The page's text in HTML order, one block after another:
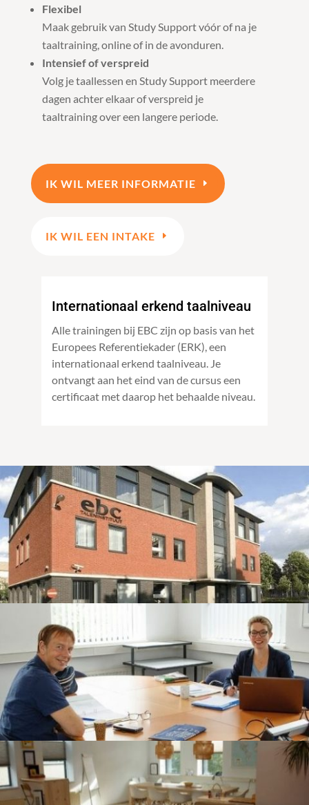
Flexibel
Maak gebruik van Study Support vóór of na je
taaltraining, online of in de avonduren.
Intensief of verspreid
Volg je taallessen en Study Support meerdere
dagen achter elkaar of verspreid je
taaltraining over een langere periode.
IK WIL MEER INFORMATIE
IK WIL EEN INTAKE
Internationaal erkend taalniveau
Alle trainingen bij EBC zijn op basis van het
Europees Referentiekader (ERK), een
internationaal erkend taalniveau. Je
ontvangt aan het eind van de cursus een
certificaat met daarop het behaalde niveau.